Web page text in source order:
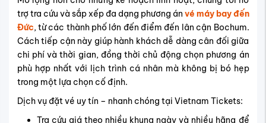
trợ tra cứu và sắp xếp đa dạng phương án vé máy bay đến
Đức, từ các thành phố lớn đến điểm đến lân cận Bochum.
Cách tiếp cận này giúp hành khách dễ dàng cân đối giữa
chi phí và thời gian, đồng thời chủ động chọn phương án
phù hợp nhất với lịch trình cá nhân mà không bị bó hẹp
trong một lựa chọn cố định.
Dịch vụ đặt vé uy tín – nhanh chóng tại Vietnam Tickets:
Tra cứu giá theo nhiều khung ngày và nhiều hãng để